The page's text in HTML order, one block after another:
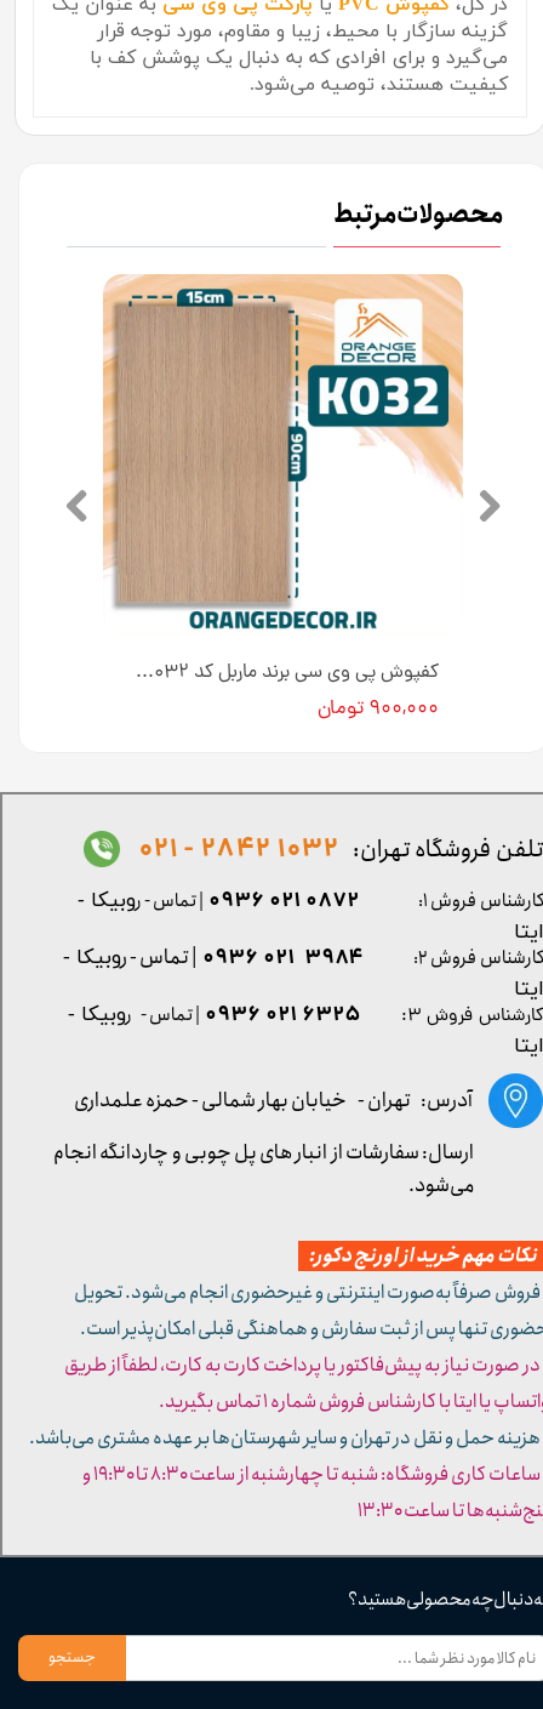
گزینه سازگار با محیط، زیبا و مقاوم، مورد توجه قرار
می‌گیرد و برای افرادی که به دنبال یک پوشش کف با
کیفیت هستند، توصیه می‌شود.
محصولات مرتبط
کفپوش پی وی سی برند ماربل کد K۰۳۲ عرض ۱۵ سانت [انبار تهران]
۹۰۰,۰۰۰ تومان
دنبال چه محصولی هستید؟
جستجو
کارشناس فروش ۳: ۶۳۲۵ ۰۲۱ ۰۹۳۶ | تماس - روبیکا -
ایتا
آدرس: تهران - خیابان بهار شمالی - حمزه علمداری
تلفن فروشگاه تهران: 1032 2842 - 021
مهم خرید از اورنج دکور:
صرفاً به‌صورت اینترنتی و غیرحضوری انجام می‌شود. تحویل
تنها پس از ثبت سفارش و هماهنگی قبلی امکان‌پذیر است.
صورت نیاز به پیش‌فاکتور یا پرداخت کارت به کارت، لطفاً از طریق
یا ایتا با کارشناس فروش شماره ۱ تماس بگیرید.
حمل و نقل در تهران و سایر شهرستان‌ها بر عهده مشتری می‌باشد.
- ساعات کاری فروشگاه: شنبه تا چهارشنبه از ساعت ۸:۳۰ تا ۱۹:۳۰ و
تا ساعت ۱۳:۳۰​​​​​​​
کارشناس فروش ۱: 0872 021 0936 | تماس - روبیکا -
ایتا
کارشناس فروش ۲:
۳۹۸۴ ۰۲۱ ۰۹۳۶ | تماس - روبیکا -
ایتا
ارسال: سفارشات از انبار های پل چوبی و چاردانگه انجام
می‌شود.